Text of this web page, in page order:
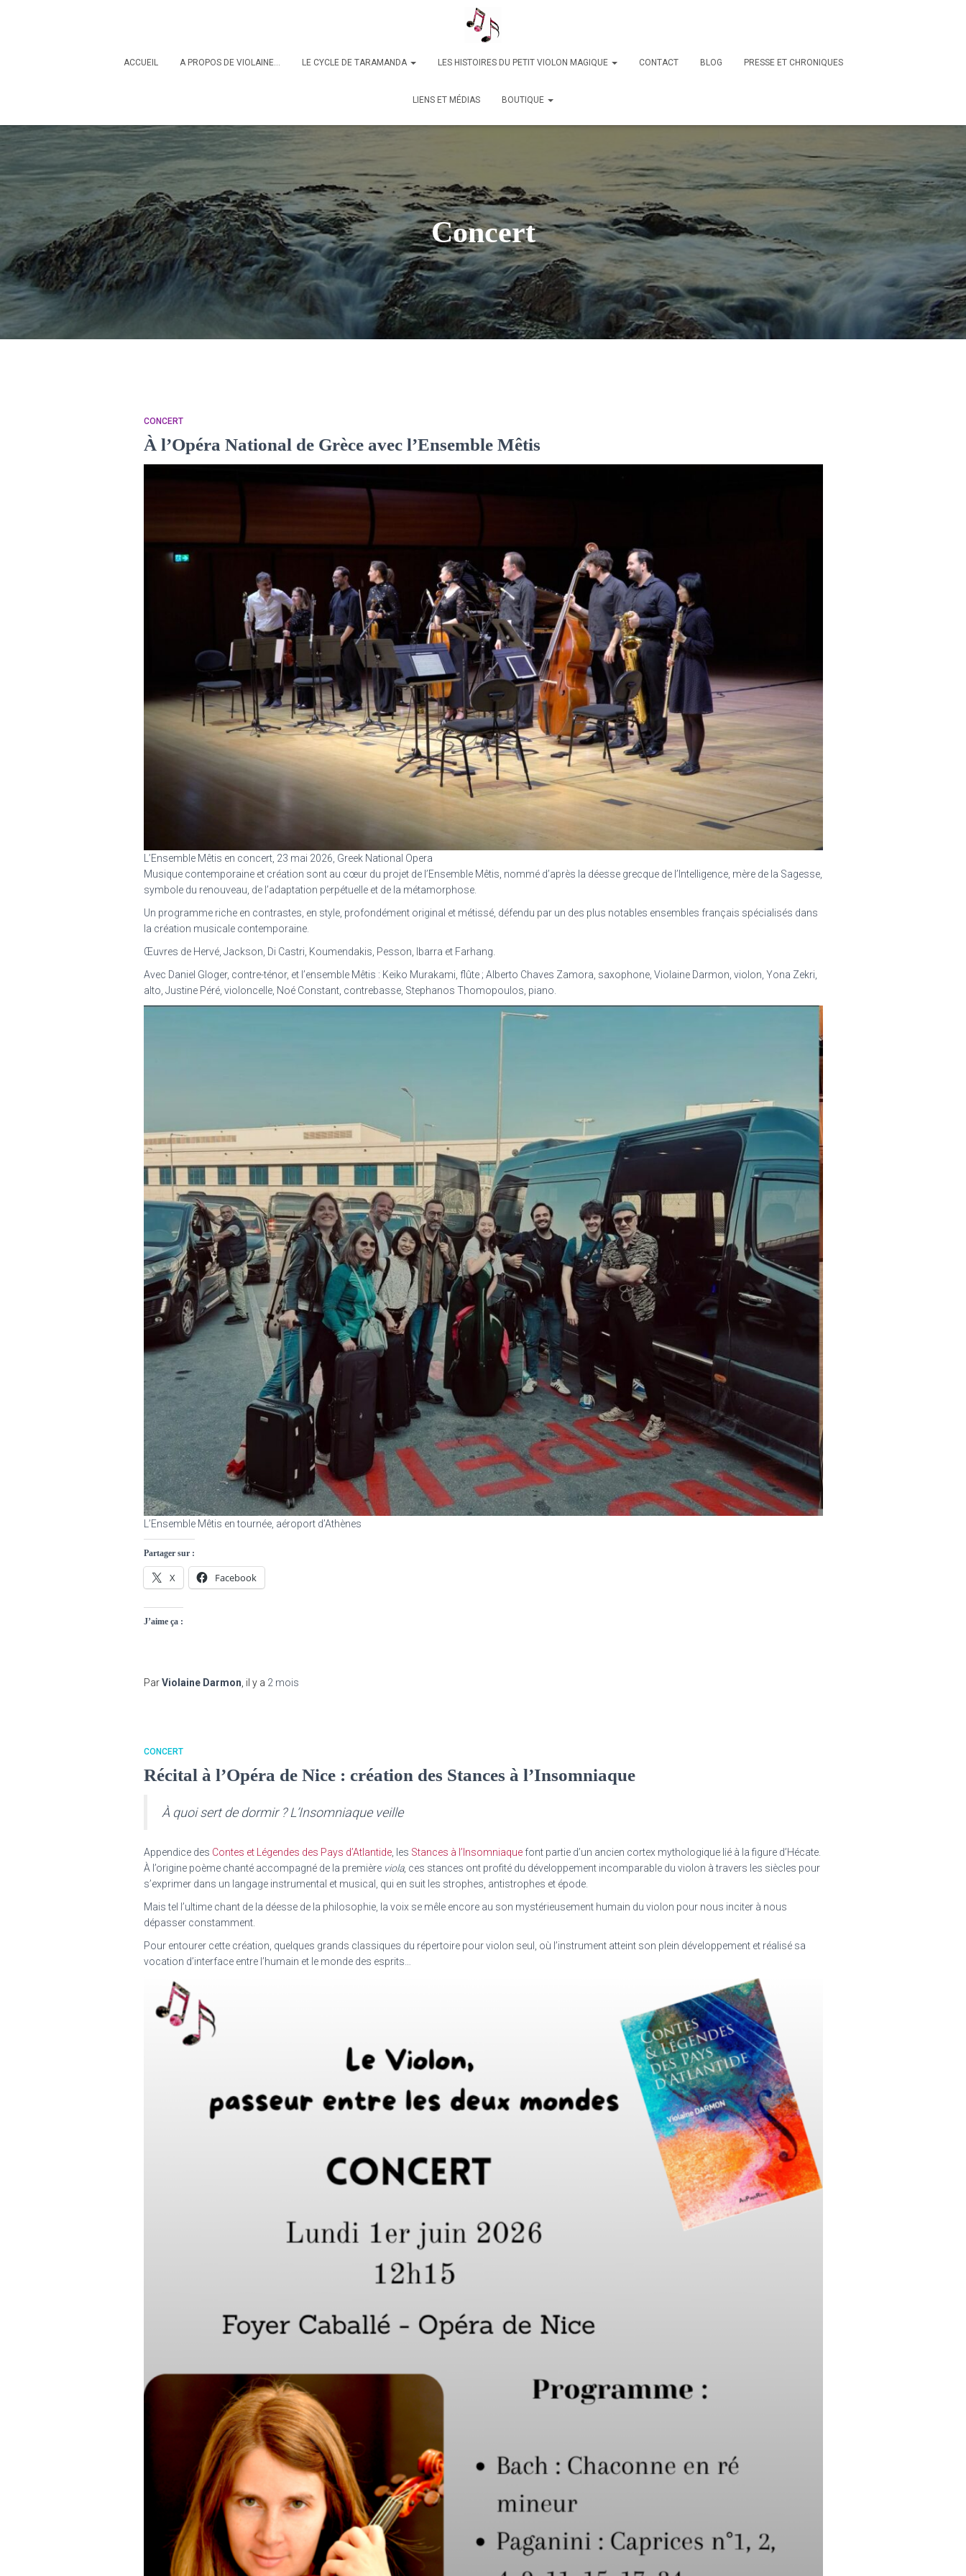
ACCUEIL A PROPOS DE VIOLAINE… LE CYCLE DE TARAMANDA LES HISTOIRES DU PETIT VIOLON MAGIQUE CONTACT BLOG PRESSE ET CHRONIQUES
LIENS ET MÉDIAS BOUTIQUE
Concert
CONCERT
À l’Opéra National de Grèce avec l’Ensemble Mêtis
L’Ensemble Mêtis en concert, 23 mai 2026, Greek National Opera
Musique contemporaine et création sont au cœur du projet de l’Ensemble Mêtis, nommé d’après la déesse grecque de l’Intelligence, mère de la Sagesse,
symbole du renouveau, de l’adaptation perpétuelle et de la métamorphose.
Un programme riche en contrastes, en style, profondément original et métissé, défendu par un des plus notables ensembles français spécialisés dans
la création musicale contemporaine.
Œuvres de Hervé, Jackson, Di Castri, Koumendakis, Pesson, Ibarra et Farhang.
Avec Daniel Gloger, contre-ténor, et l’ensemble Mêtis : Keiko Murakami, flûte ; Alberto Chaves Zamora, saxophone, Violaine Darmon, violon, Yona Zekri,
alto, Justine Péré, violoncelle, Noé Constant, contrebasse, Stephanos Thomopoulos, piano.
L’Ensemble Mêtis en tournée, aéroport d’Athènes
Partager sur :
X Facebook
J’aime ça :
ParViolaine Darmon , il y a 2 mois
CONCERT
Récital à l’Opéra de Nice : création des Stances à l’Insomniaque
À quoi sert de dormir ? L’Insomniaque veille
Appendice des Contes et Légendes des Pays d’Atlantide, les Stances à l’Insomniaquefont partie d’un ancien cortex mythologique lié à la figure d’Hécate.
À l’origine poème chanté accompagné de la première viola, ces stances ont profité du développement incomparable du violon à travers les siècles pour
s’exprimer dans un langage instrumental et musical, qui en suit les strophes, antistrophes et épode.
Mais tel l’ultime chant de la déesse de la philosophie, la voix se mêle encore au son mystérieusement humain du violon pour nous inciter à nous
dépasser constamment.
Pour entourer cette création, quelques grands classiques du répertoire pour violon seul, où l’instrument atteint son plein développement et réalisé sa
vocation d’interface entre l’humain et le monde des esprits…